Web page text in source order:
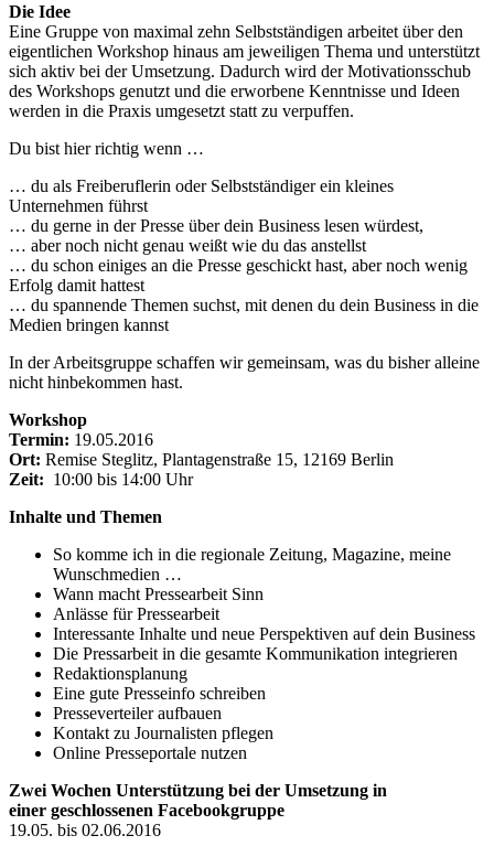
Die Idee
Eine Gruppe von maximal zehn Selbstständigen arbeitet über den
eigentlichen Workshop hinaus am jeweiligen Thema und unterstützt
sich aktiv bei der Umsetzung. Dadurch wird der Motivationsschub
des Workshops genutzt und die erworbene Kenntnisse und Ideen
werden in die Praxis umgesetzt statt zu verpuffen.
Du bist hier richtig wenn …
… du als Freiberuflerin oder Selbstständiger ein kleines
Unternehmen führst
… du gerne in der Presse über dein Business lesen würdest,
… aber noch nicht genau weißt wie du das anstellst
… du schon einiges an die Presse geschickt hast, aber noch wenig
Erfolg damit hattest
… du spannende Themen suchst, mit denen du dein Business in die
Medien bringen kannst
In der Arbeitsgruppe schaffen wir gemeinsam, was du bisher alleine
nicht hinbekommen hast.
Workshop
Termin: 19.05.2016
Ort: Remise Steglitz, Plantagenstraße 15, 12169 Berlin
Zeit: 10:00 bis 14:00 Uhr
Inhalte und Themen
So komme ich in die regionale Zeitung, Magazine, meine
Wunschmedien …
Wann macht Pressearbeit Sinn
Anlässe für Pressearbeit
Interessante Inhalte und neue Perspektiven auf dein Business
Die Pressarbeit in die gesamte Kommunikation integrieren
Redaktionsplanung
Eine gute Presseinfo schreiben
Presseverteiler aufbauen
Kontakt zu Journalisten pflegen
Online Presseportale nutzen
Zwei Wochen Unterstützung bei der Umsetzung in
einer geschlossenen Facebookgruppe
19.05. bis 02.06.2016